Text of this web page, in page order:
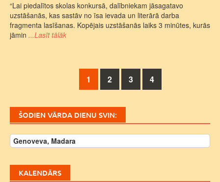
“Lai piedalītos skolas konkursā, dalībniekam jāsagatavo
uzstāšanās, kas sastāv no īsa ievada un literārā darba
fragmenta lasīšanas. Kopējais uzstāšanās laiks 3 minūtes, kurās
jāmin ...Lasīt tālāk
1 2 3 4
ŠODIEN VĀRDA DIENU SVIN:
Genoveva, Madara
KALENDĀRS